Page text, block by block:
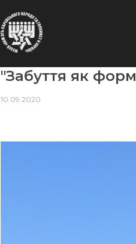
"Забуття як
10.09.2020